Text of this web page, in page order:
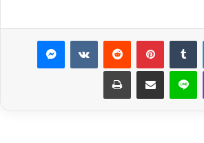
لينكدإن بينتيريست ماسنجر
ڤايبر لاين مشاركة عبر البريد طباعة